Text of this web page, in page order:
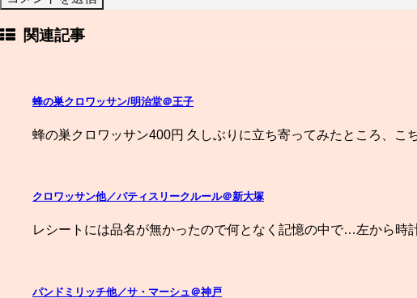
関連記事
蜂の巣クロワッサン/明治堂＠王子
蜂の巣クロワッサン400円 久しぶりに立ち寄ってみたところ、こ
クロワッサン他／パティスリークルール＠新大塚
レシートには品名が無かったので何となく記憶の中で…左から時
パンドミリッチ他／サ・マーシュ＠神戸